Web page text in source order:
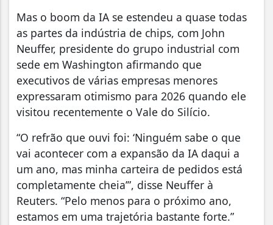
Mas o boom da IA se estendeu a quase todas
as partes da indústria de chips, com John
Neuffer, presidente do grupo industrial com
sede em Washington afirmando que
executivos de várias empresas menores
expressaram otimismo para 2026 quando ele
visitou recentemente o Vale do Silício.
“O refrão que ouvi foi: ‘Ninguém sabe o que
vai acontecer com a expansão da IA daqui a
um ano, mas minha carteira de pedidos está
completamente cheia’”, disse Neuffer à
Reuters. “Pelo menos para o próximo ano,
estamos em uma trajetória bastante forte.”